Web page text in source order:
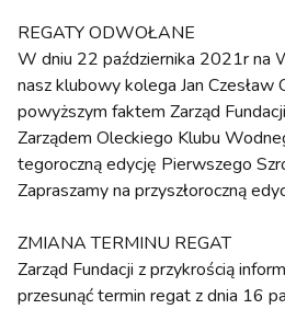
REGATY ODWOŁANE
W dniu 22 października 2021r na
nasz klubowy kolega Jan Czesław
powyższym faktem Zarząd
Zarządem Oleckiego Klubu
tegoroczną edycję Pierwszego
Zapraszamy na przyszłoroczną
ZMIANA TERMINU REGAT
Zarząd Fundacji z przykrością
przesunąć termin regat z dnia 16